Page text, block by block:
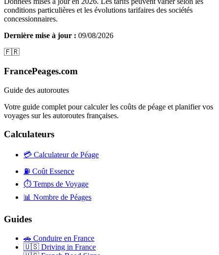
conditions particulières et les évolutions tarifaires des sociétés
concessionnaires.
Dernière mise à jour : 09/08/2026
🇫🇷
FrancePeages.com
Guide des autoroutes
Votre guide complet pour calculer les coûts de péage et planifier vos
voyages sur les autoroutes françaises.
Calculateurs
💳 Calculateur de Péage
⛽ Coût Essence
⏱️ Temps de Voyage
📊 Nombre de Péages
Guides
🚗 Conduire en France
🇺🇸 Driving in France